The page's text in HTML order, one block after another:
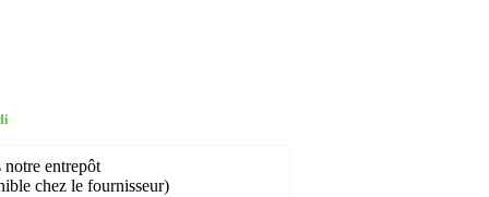
notre entrepôt
chez le fournisseur)